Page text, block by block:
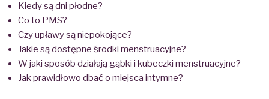
Kiedy są dni płodne?
Co to PMS?
Czy upławy są niepokojące?
Jakie są dostępne środki menstruacyjne?
W jaki sposób działają gąbki i kubeczki menstruacyjne?
Jak prawidłowo dbać o miejsca intymne?